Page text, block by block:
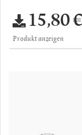
15,80 €
Produkt anzeigen